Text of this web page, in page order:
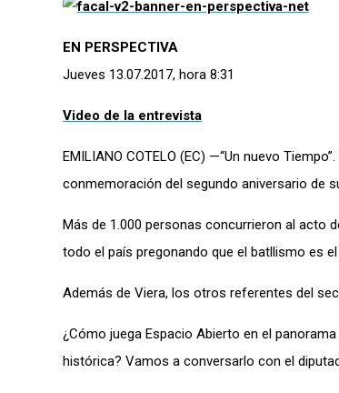
EN PERSPECTIVA
Jueves 13.07.2017, hora 8:31
Video de la entrevista
EMILIANO COTELO (EC) —“Un nuevo
conmemoración del segundo aniversario de
Más de 1.000 personas concurrieron al acto
todo el país pregonando que el batllismo es
Además de Viera, los otros referentes del
¿Cómo juega Espacio Abierto en el
histórica? Vamos a conversarlo con el